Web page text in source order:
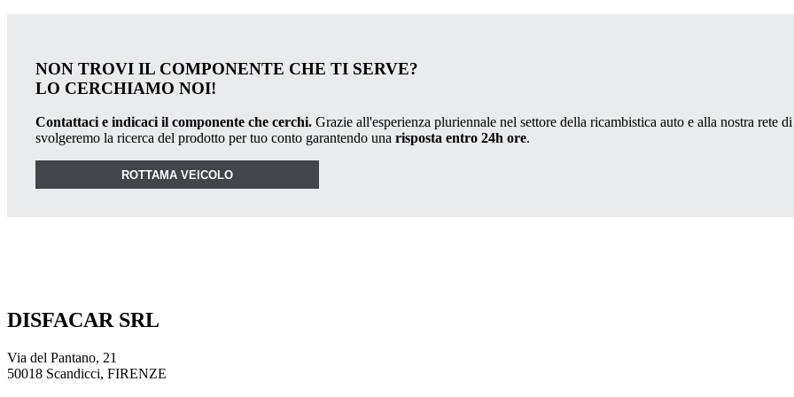
NON TROVI IL COMPONENTE CHE TI SERVE?
LO CERCHIAMO NOI!
Contattaci e indicaci il componente che cerchi. Grazie all'esperienza pluriennale nel settore della ricambistica auto e alla nostra rete di
svolgeremo la ricerca del prodotto per tuo conto garantendo una risposta entro 24h ore.
ROTTAMA VEICOLO
DISFACAR SRL
Via del Pantano, 21
50018 Scandicci, FIRENZE